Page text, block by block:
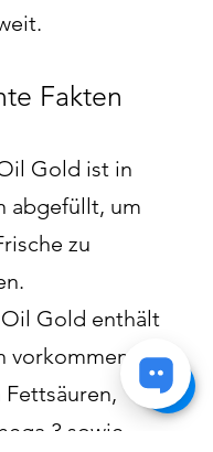
Fakten
Gold ist in
abgefüllt, um
zu
Gold enthält
vorkommenden
Fettsäuren,
3 sowie